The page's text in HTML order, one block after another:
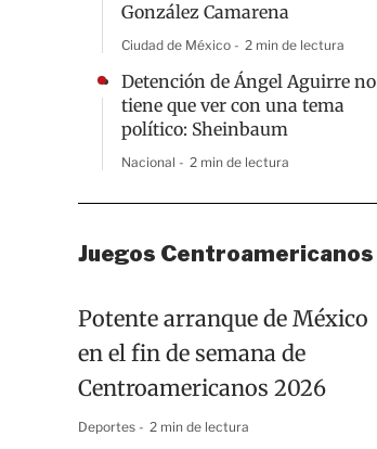
González Camarena
Ciudad de México 2 min de lectura
Detención de Ángel Aguirre no
tiene que ver con una tema
político: Sheinbaum
Nacional 2 min de lectura
Juegos Centroamericanos
Potente arranque de México
en el fin de semana de
Centroamericanos 2026
Deportes 2 min de lectura